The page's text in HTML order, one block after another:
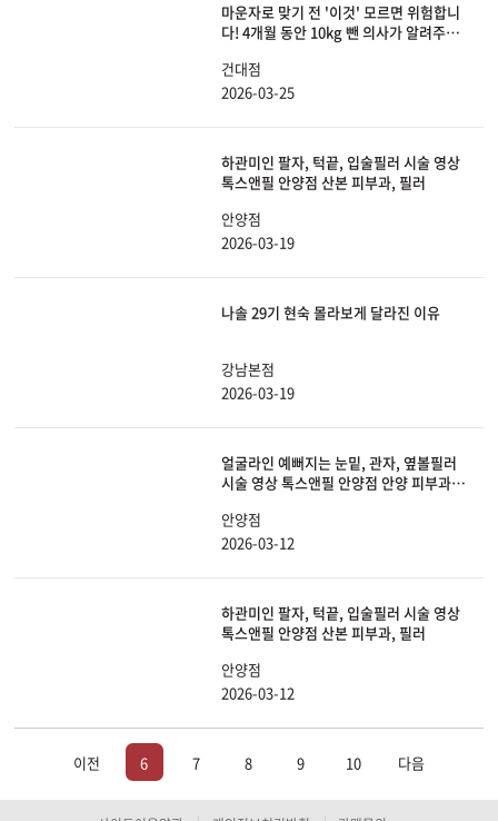
마운자로 맞기 전 '이것' 모르면 위험합니
다! 4개월 동안 10kg 뺀 의사가 알려주는
건대점
2026-03-25
하관미인 팔자, 턱끝, 입술필러 시술 영상
톡스앤필 안양점 산본 피부과, 필러
안양점
2026-03-19
나솔 29기 현숙 몰라보게 달라진 이유
강남본점
2026-03-19
얼굴라인 예뻐지는 눈밑, 관자, 옆볼필러
시술 영상 톡스앤필 안양점 안양 피부과,
안양점
2026-03-12
하관미인 팔자, 턱끝, 입술필러 시술 영상
톡스앤필 안양점 산본 피부과, 필러
안양점
2026-03-12
이전 6 7 8 9 10 다음